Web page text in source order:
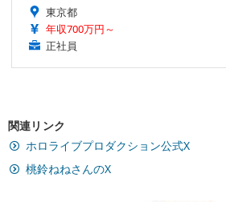
東京都
年収700万円～
正社員
関連リンク
ホロライブプロダクション公式X
桃鈴ねねさんのX